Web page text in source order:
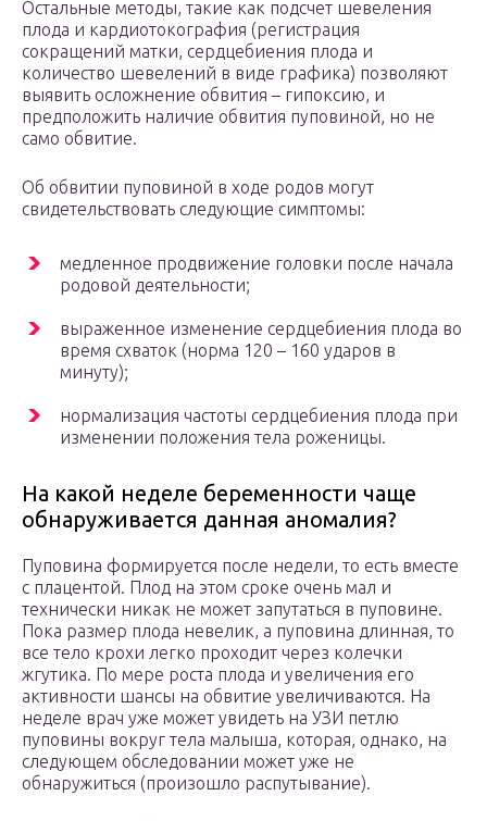
Остальные методы, такие как подсчет шевеления
плода и кардиотокография (регистрация
сокращений матки, сердцебиения плода и
количество шевелений в виде графика) позволяют
выявить осложнение обвития – гипоксию, и
предположить наличие обвития пуповиной, но не
само обвитие.
Об обвитии пуповиной в ходе родов могут
свидетельствовать следующие симптомы:
медленное продвижение головки после начала
родовой деятельности;
выраженное изменение сердцебиения плода во
время схваток (норма 120 – 160 ударов в
минуту);
нормализация частоты сердцебиения плода при
изменении положения тела роженицы.
На какой неделе беременности чаще
обнаруживается данная аномалия?
Пуповина формируется после недели, то есть вместе
с плацентой. Плод на этом сроке очень мал и
технически никак не может запутаться в пуповине.
Пока размер плода невелик, а пуповина длинная, то
все тело крохи легко проходит через колечки
жгутика. По мере роста плода и увеличения его
активности шансы на обвитие увеличиваются. На
неделе врач уже может увидеть на УЗИ петлю
пуповины вокруг тела малыша, которая, однако, на
следующем обследовании может уже не
обнаружиться (произошло распутывание).